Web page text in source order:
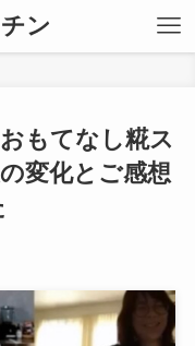
ン
もてなし糀ス
変化とご感想